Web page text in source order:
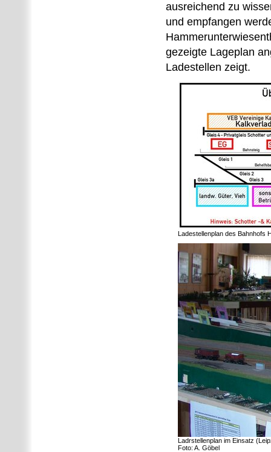
ausreichend zu
und empfangen
gezeigte Lageplan
Ladestellen zeigt.
Ladestellenplan des Bahnhofs
Ladrstellenplan im Einsatz
Foto: A. Göbel